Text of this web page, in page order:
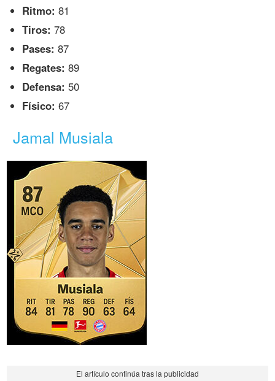
Ritmo: 81
Tiros: 78
Pases: 87
Regates: 89
Defensa: 50
Físico: 67
Jamal Musiala